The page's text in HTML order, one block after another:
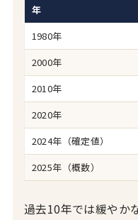
年
1980年
2000年
2010年
2020年
2024年（確定値）
2025年（概数）
過去10年では緩やか